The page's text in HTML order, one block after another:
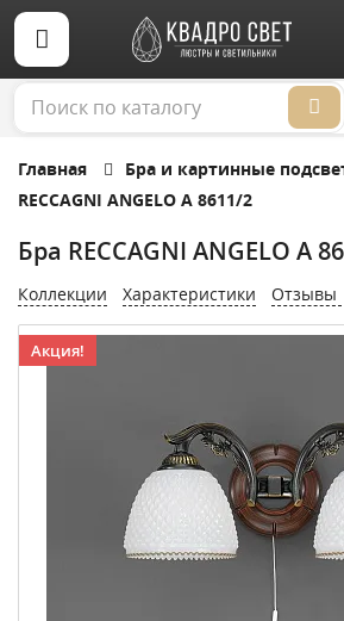
Главная Бра и картинные
RECCAGNI ANGELO A 8611/2
Бра RECCAGNI ANGELO A
Коллекции Характеристики Отзывы
Акция!